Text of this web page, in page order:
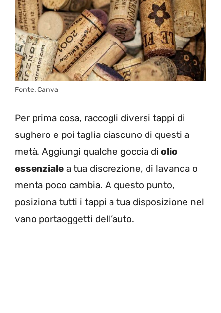
Fonte: Canva
Per prima cosa, raccogli diversi tappi di
sughero e poi taglia ciascuno di questi a
metà. Aggiungi qualche goccia di olio
essenziale a tua discrezione, di lavanda o
menta poco cambia. A questo punto,
posiziona tutti i tappi a tua disposizione nel
vano portaoggetti dell’auto.